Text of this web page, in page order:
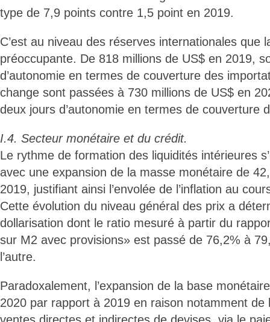
type de 7,9 points contre 1,5 point en 2019.
C’est au niveau des réserves internationales que
préoccupante. De 818 millions de US$ en 2019,
d’autonomie en termes de couverture des
change sont passées à 730 millions de US$ en
deux jours d’autonomie en termes de couverture
I.4. Secteur monétaire et du crédit.
Le rythme de formation des liquidités intérieures
avec une expansion de la masse monétaire de
2019, justifiant ainsi l’envolée de l’inflation au
Cette évolution du niveau général des prix a
dollarisation dont le ratio mesuré à partir du
sur M2 avec provisions» est passé de 76,2% à
l’autre.
Paradoxalement, l’expansion de la base
2020 par rapport à 2019 en raison notamment de